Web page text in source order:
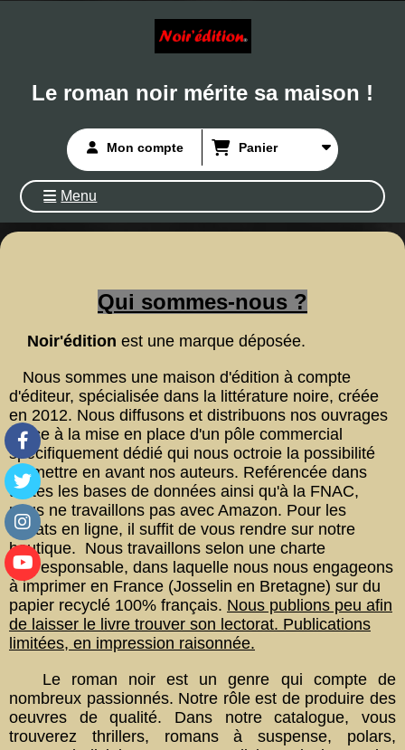
Le roman noir mérite sa maison !
Mon compte Panier
Menu
Qui sommes-nous ?
Noir'édition est une marque déposée.
Nous sommes une maison d'édition à compte
d'éditeur, spécialisée dans la littérature noire, créée
en 2012. Nous diffusons et distribuons nos ouvrages
grâce à la mise en place d'un pôle commercial
spécifiquement dédié qui nous octroie la possibilité
de mettre en avant nos auteurs. Reférencée dans
toutes les bases de données ainsi qu'à la FNAC,
nous ne travaillons pas avec Amazon. Pour les
achats en ligne, il suffit de vous rendre sur notre
boutique. Nous travaillons selon une charte
écoresponsable, dans laquelle nous nous engageons
à imprimer en France (Josselin en Bretagne) sur du
papier recyclé 100% français. Nous publions peu afin
de laisser le livre trouver son lectorat. Publications
limitées, en impression raisonnée.
Le roman noir est un genre qui compte de
nombreux passionnés. Notre rôle est de produire des
oeuvres de qualité. Dans notre catalogue, vous
trouverez thrillers, romans à suspense, polars,